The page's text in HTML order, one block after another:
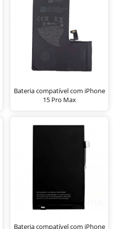
Bateria compatível com iPhone
15 Pro Max
Bateria compatível com iPhone